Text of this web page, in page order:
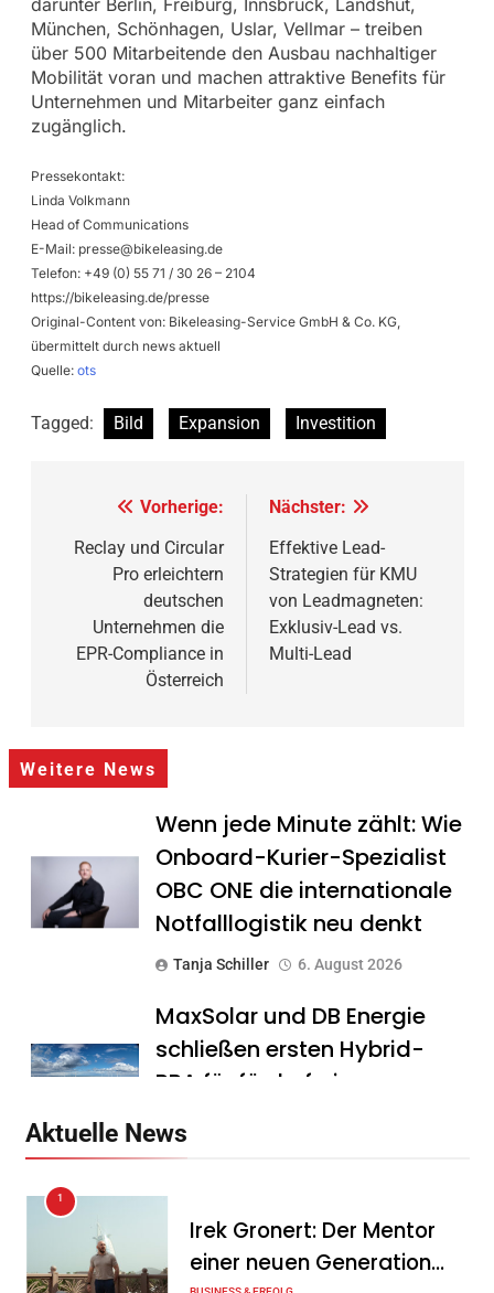
München, Schönhagen, Uslar, Vellmar – treiben
über 500 Mitarbeitende den Ausbau nachhaltiger
Mobilität voran und machen attraktive Benefits für
Unternehmen und Mitarbeiter ganz einfach
zugänglich.
Pressekontakt:
Linda Volkmann
Head of Communications
E-Mail: presse@bikeleasing.de
Telefon: +49 (0) 55 71 / 30 26 – 2104
https://bikeleasing.de/presse
Original-Content von: Bikeleasing-Service GmbH & Co. KG,
übermittelt durch news aktuell
Quelle: ots
Tagged: Bild Expansion Investition
Beitragsnavigation
Vorherige:
Reclay und Circular
Pro erleichtern
deutschen
Unternehmen die
EPR-Compliance in
Österreich
Nächster:
Effektive Lead-
Strategien für KMU
von Leadmagneten:
Exklusiv-Lead vs.
Multi-Lead
Weitere News
Wenn jede Minute zählt: Wie
Onboard-Kurier-Spezialist
OBC ONE die internationale
Notfalllogistik neu denkt
Tanja Schiller 6. August 2026
MaxSolar und DB Energie
schließen ersten Hybrid-
PPA für förderfreie
Tanja Schiller
Geschäftsverlauf im
zweiten Quartal
Aktuelle News
1
Irek Gronert: Der Mentor
einer neuen Generation